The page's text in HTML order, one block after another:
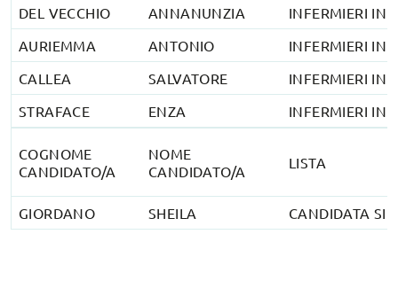
DEL VECCHIO
ANNANUNZIA
INFERMIERI IN
AURIEMMA
ANTONIO
INFERMIERI IN
CALLEA
SALVATORE
INFERMIERI IN
STRAFACE
ENZA INFERMIERI IN
COGNOME
CANDIDATO/A
NOME
CANDIDATO/A
LISTA
GIORDANO SHEILA CANDIDATA